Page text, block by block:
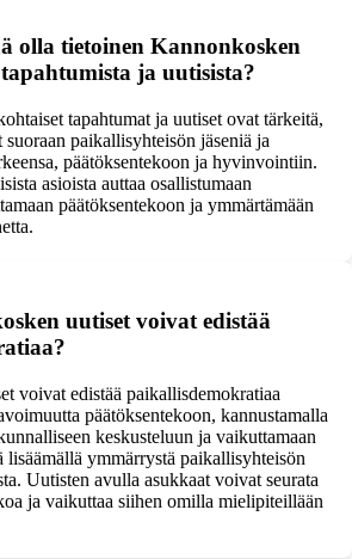
olla tietoinen Kannonkosken
ja uutisista?
tapahtumat ja uutiset ovat tärkeitä,
paikallisyhteisön jäseniä ja
päätöksentekoon ja hyvinvointiin.
asioista auttaa osallistumaan
päätöksentekoon ja ymmärtämään
uutiset voivat edistää
voivat edistää paikallisdemokratiaa
päätöksentekoon, kannustamalla
keskusteluun ja vaikuttamaan
lisäämällä ymmärrystä paikallisyhteisön
Uutisten avulla asukkaat voivat seurata
ja vaikuttaa siihen omilla mielipiteillään